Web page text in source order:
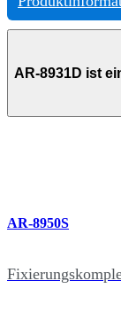
AR-8931D ist
AR-8950S